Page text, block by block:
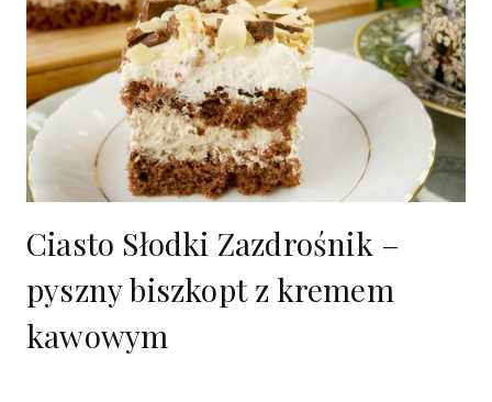
Ciasto Słodki Zazdrośnik –
pyszny biszkopt z kremem
kawowym